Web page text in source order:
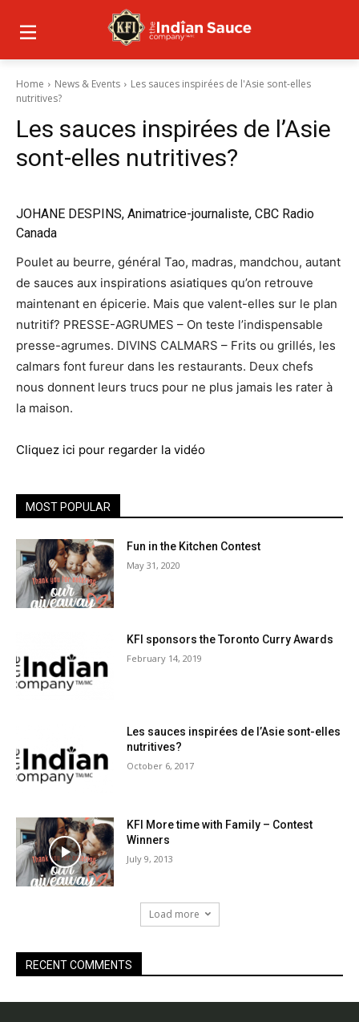
Home News & Events
Les sauces inspirées de l'Asie sont-elles
nutritives?
Les sauces inspirées de l’Asie
sont-elles nutritives?
JOHANE DESPINS, Animatrice-journaliste, CBC Radio
Canada
Poulet au beurre, général Tao, madras, mandchou, autant
de sauces aux inspirations asiatiques qu’on retrouve
maintenant en épicerie. Mais que valent-elles sur le plan
nutritif? PRESSE-AGRUMES – On teste l’indispensable
presse-agrumes. DIVINS CALMARS – Frits ou grillés, les
calmars font fureur dans les restaurants. Deux chefs
nous donnent leurs trucs pour ne plus jamais les rater à
la maison.
Cliquez ici pour regarder la vidéo
MOST POPULAR
Fun in the Kitchen Contest
May 31, 2020
KFI sponsors the Toronto Curry Awards
February 14, 2019
Les sauces inspirées de l’Asie sont-elles
nutritives?
October 6, 2017
KFI More time with Family – Contest
Winners
July 9, 2013
Load more
RECENT COMMENTS